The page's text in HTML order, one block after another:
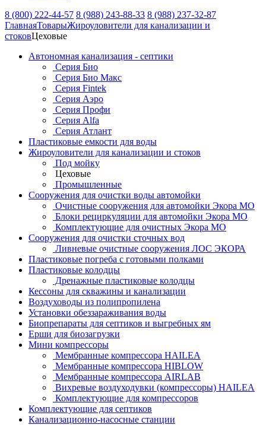
8 (800) 222-44-57 8 (988) 243-88-33 8 (988) 237-32-87
ГлавнаяТоварыЖироуловители для канализации и
стоковЦеховые
Автономная канализация - септики
Серия Био
Серия Био Макс
Серия Fintek
Серия Аэро
Серия Профи
Серия Alfa
Серия Атлант
Пластиковые емкости для воды
Жироуловители для канализации и стоков
Под мойку
Цеховые
Промышленные
Сооружения для очистки воды автомойки
Очистные сооружения для автомойки Экора МО
Блоки рециркуляции для автомойки Экора МО
Комплектующие для очистных Экора МО
Сооружения для очистки сточных вод
Ливневые очистные сооружения ЛОС ЭКОРА
Пластиковые погреба с готовыми полками
Пластиковые колодцы
Дренажные пластиковые колодцы
Кессоны для скважины и канализации
Воздуховоды из полипропилена
Установки обеззараживания воды
Биопрепараты для септиков и выгребных ям
Ерши для биозагрузки
Мини компрессоры
Мембранные компрессора HAILEA
Мембранные компрессора HIBLOW
Мембранные компрессора AIRLAB
Вихревые воздуходувки (компрессоры) HAILEA
Комплектующие для компрессоров
Комплектующие для септиков
Канализационно-насосные станции